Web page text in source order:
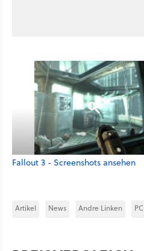
Fallout 3 - Screenshots ansehen
Artikel News Andre Linken PC